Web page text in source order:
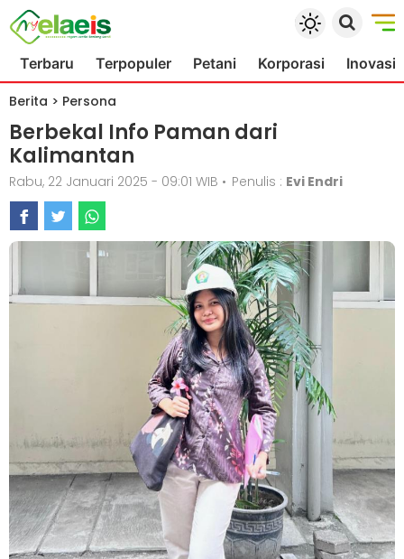
Terbaru Terpopuler Petani Korporasi Inovasi
Berita > Persona
Berbekal Info Paman dari
Kalimantan
Rabu, 22 Januari 2025 - 09:01 WIB • Penulis : Evi Endri